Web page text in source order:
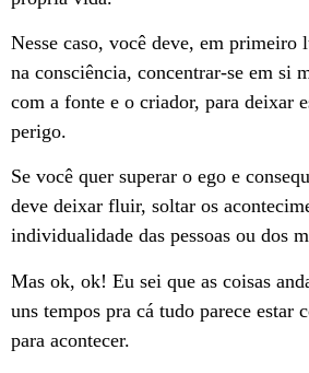
Nesse caso, você deve, em primeiro
na consciência, concentrar-se em si
com a fonte e o criador, para deixar
perigo.
Se você quer superar o ego e
deve deixar fluir, soltar os
individualidade das pessoas ou dos
Mas ok, ok! Eu sei que as coisas
uns tempos pra cá tudo parece estar
para acontecer.